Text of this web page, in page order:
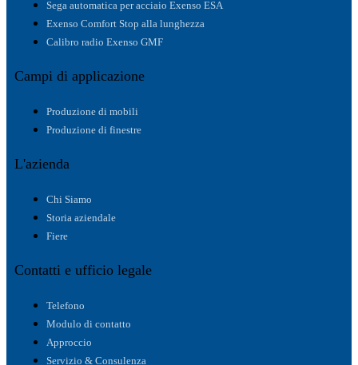
Sega automatica per acciaio Exenso ESA
Exenso Comfort Stop alla lunghezza
Calibro radio Exenso GMF
Campi di applicazione
Produzione di mobili
Produzione di finestre
L'azienda
Chi Siamo
Storia aziendale
Fiere
Contatti e ufficio legale
Telefono
Modulo di contatto
Approccio
Servizio & Consulenza